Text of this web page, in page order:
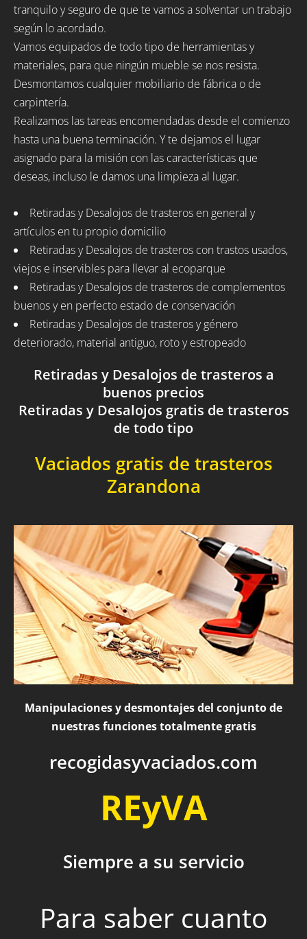
tranquilo y seguro de que te vamos a solventar un trabajo
según lo acordado.
Vamos equipados de todo tipo de herramientas y
materiales, para que ningún mueble se nos resista.
Desmontamos cualquier mobiliario de fábrica o de
carpintería.
Realizamos las tareas encomendadas desde el comienzo
hasta una buena terminación. Y te dejamos el lugar
asignado para la misión con las características que
deseas, incluso le damos una limpieza al lugar.
Retiradas y Desalojos de trasteros en general y
artículos en tu propio domicilio
Retiradas y Desalojos de trasteros con trastos usados,
viejos e inservibles para llevar al ecoparque
Retiradas y Desalojos de trasteros de complementos
buenos y en perfecto estado de conservación
Retiradas y Desalojos de trasteros y género
deteriorado, material antiguo, roto y estropeado
Retiradas y Desalojos de trasteros a
buenos precios
Retiradas y Desalojos gratis de trasteros
de todo tipo
Vaciados gratis de trasteros
Zarandona
Manipulaciones y desmontajes del conjunto de
nuestras funciones totalmente gratis
recogidasyvaciados.com
REyVA
Siempre a su servicio
Para saber cuanto